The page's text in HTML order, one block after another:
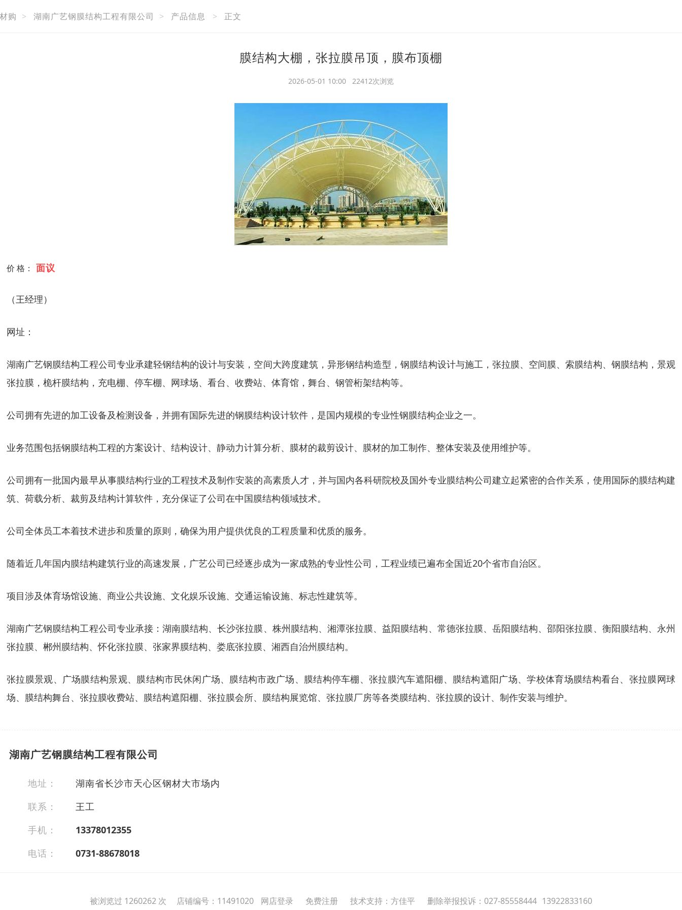
购 > 湖南广艺钢膜结构工程有限公司 > 产品信息 > 正文
膜结构大棚，张拉膜吊顶，膜布顶棚
2026-05-01 10:00 22412次浏览
价 格： 面议
（王经理）
网址：
湖南广艺钢膜结构工程公司专业承建轻钢结构的设计与安装，空间大跨度建筑，异形钢结构造型，钢膜结构设计与施工，张拉膜、空间膜、索膜结构、钢膜结构，景观
张拉膜，桅杆膜结构，充电棚、停车棚、网球场、看台、收费站、体育馆，舞台、钢管桁架结构等。
公司拥有先进的加工设备及检测设备，并拥有国际先进的钢膜结构设计软件，是国内规模的专业性钢膜结构企业之一。
业务范围包括钢膜结构工程的方案设计、结构设计、静动力计算分析、膜材的裁剪设计、膜材的加工制作、整体安装及使用维护等。
公司拥有一批国内最早从事膜结构行业的工程技术及制作安装的高素质人才，并与国内各科研院校及国外专业膜结构公司建立起紧密的合作关系，使用国际的膜结构建
筑、荷载分析、裁剪及结构计算软件，充分保证了公司在中国膜结构领域技术。
公司全体员工本着技术进步和质量的原则，确保为用户提供优良的工程质量和优质的服务。
随着近几年国内膜结构建筑行业的高速发展，广艺公司已经逐步成为一家成熟的专业性公司，工程业绩已遍布全国近20个省市自治区。
项目涉及体育场馆设施、商业公共设施、文化娱乐设施、交通运输设施、标志性建筑等。
湖南广艺钢膜结构工程公司专业承接：湖南膜结构、长沙张拉膜、株州膜结构、湘潭张拉膜、益阳膜结构、常德张拉膜、岳阳膜结构、邵阳张拉膜、衡阳膜结构、永州
张拉膜、郴州膜结构、怀化张拉膜、张家界膜结构、娄底张拉膜、湘西自治州膜结构。
张拉膜景观、广场膜结构景观、膜结构市民休闲广场、膜结构市政广场、膜结构停车棚、张拉膜汽车遮阳棚、膜结构遮阳广场、学校体育场膜结构看台、张拉膜网球
场、膜结构舞台、张拉膜收费站、膜结构遮阳棚、张拉膜会所、膜结构展览馆、张拉膜厂房等各类膜结构、张拉膜的设计、制作安装与维护。
湖南广艺钢膜结构工程有限公司
地址：
湖南省长沙市天心区钢材大市场内
联系：
王工
手机：
13378012355
电话：
0731-88678018
被浏览过 1260262 次 店铺编号：11491020 网店登录 免费注册 技术支持：方佳平 删除举报投诉：027-85558444 13922833160